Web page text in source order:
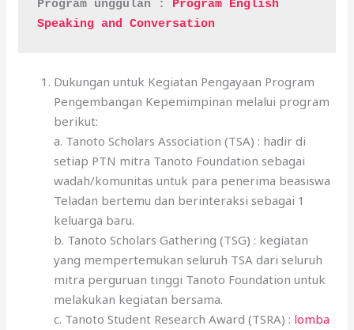
Program unggulan : Program English
Speaking and Conversation
Dukungan untuk Kegiatan Pengayaan Program
Pengembangan Kepemimpinan melalui program
berikut:
a. Tanoto Scholars Association (TSA) : hadir di
setiap PTN mitra Tanoto Foundation sebagai
wadah/komunitas untuk para penerima beasiswa
Teladan bertemu dan berinteraksi sebagai 1
keluarga baru.
b. Tanoto Scholars Gathering (TSG) : kegiatan
yang mempertemukan seluruh TSA dari seluruh
mitra perguruan tinggi Tanoto Foundation untuk
melakukan kegiatan bersama.
c. Tanoto Student Research Award (TSRA) : lomba